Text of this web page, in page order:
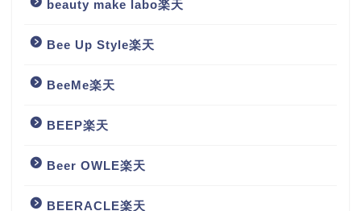
beauty make labo楽天
Bee Up Style楽天
BeeMe楽天
BEEP楽天
Beer OWLE楽天
BEERACLE楽天